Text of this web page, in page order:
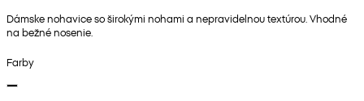
Dámske nohavice so širokými nohami a nepravidelnou textúrou. Vhodné
na bežné nosenie.
Farby